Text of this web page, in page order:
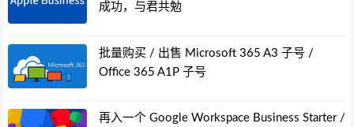
成功，与君共勉
批量购买 / 出售 Microsoft 365 A3 子号 /
Office 365 A1P 子号
再入一个 Google Workspace Business Starter /